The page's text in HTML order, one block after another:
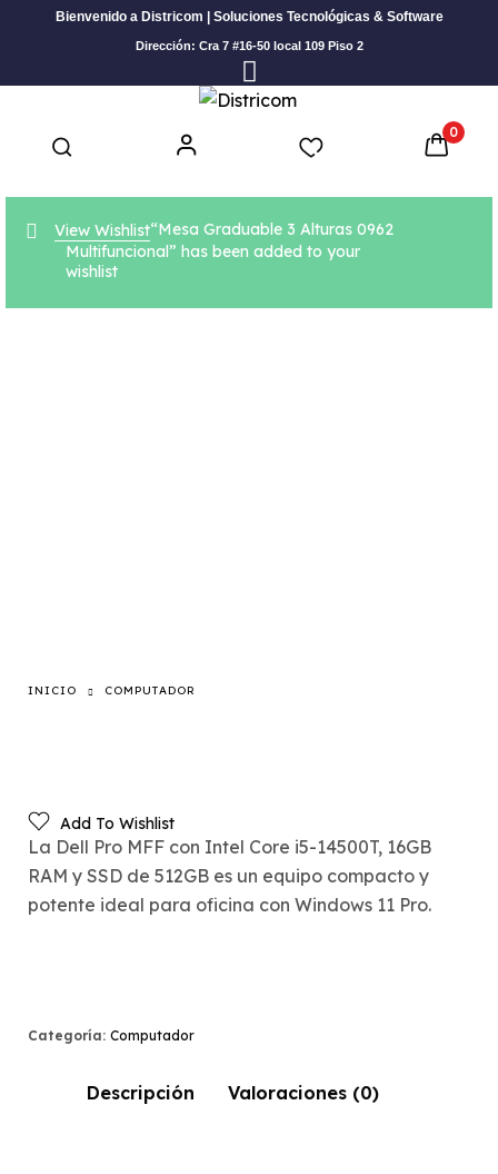
Bienvenido a Districom | Soluciones Tecnológicas & Software
Dirección: Cra 7 #16-50 local 109 Piso 2
0
View Wishlist“Mesa Graduable 3 Alturas 0962
Multifuncional” has been added to your
wishlist
INICIO COMPUTADOR
La Dell Pro MFF con Intel Core i5-14500T, 16GB
RAM y SSD de 512GB es un equipo compacto y
potente ideal para oficina con Windows 11 Pro.
Add To Wishlist
Categoría: Computador
Descripción Valoraciones (0)